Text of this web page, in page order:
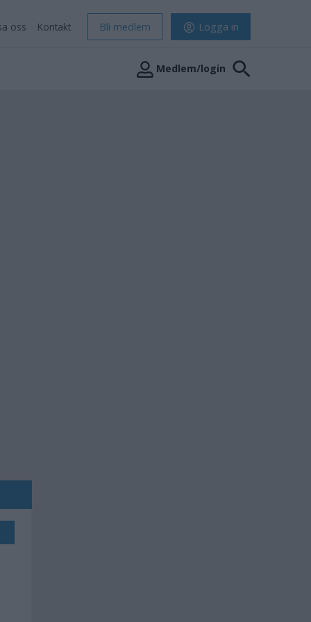
oss Kontakt Bli medlem Logga in
Medlem/login